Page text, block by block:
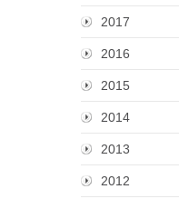
2017
2016
2015
2014
2013
2012